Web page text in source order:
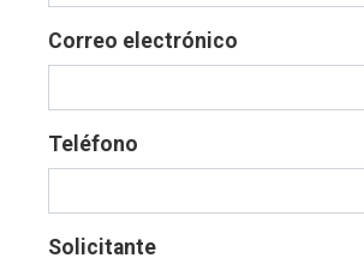
Correo electrónico
Teléfono
Solicitante